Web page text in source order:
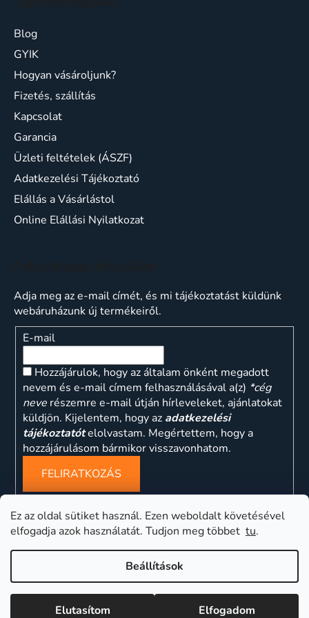
Ez az oldal sütiket használ. Ezen weboldalt követésével
elfogadja azok használatát. Tudjon meg többet tu.
Beállítások
Elutasítom Elfogadom
Blog
GYIK
Hogyan vásároljunk?
Fizetés, szállítás
Kapcsolat
Garancia
Üzleti feltételek (ÁSZF)
Adatkezelési Tájékoztató
Elállás a Vásárlástol
Online Elállási Nyilatkozat
Adja meg az e-mail címét, és mi tájékoztatást küldünk
webáruházunk új termékeiről.
E-mail
Hozzájárulok, hogy az általam önként megadott
nevem és e-mail címem felhasználásával a(z) *cég
neve részemre e-mail útján hírleveleket, ajánlatokat
küldjön. Kijelentem, hogy az adatkezelési
tájékoztatótelolvastam. Megértettem, hogy a
hozzájárulásom bármikor visszavonhatom.
FELIRATKOZÁS
ns
Shoptet készítette